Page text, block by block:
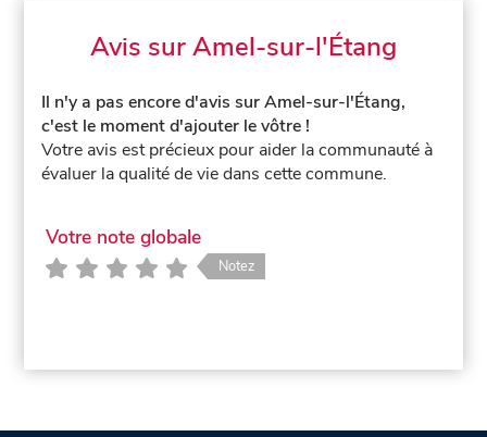
Avis sur Amel-sur-l'Étang
Il n'y a pas encore d'avis sur Amel-sur-l'Étang,
c'est le moment d'ajouter le vôtre !
Votre avis est précieux pour aider la communauté à
évaluer la qualité de vie dans cette commune.
Votre note globale
Notez